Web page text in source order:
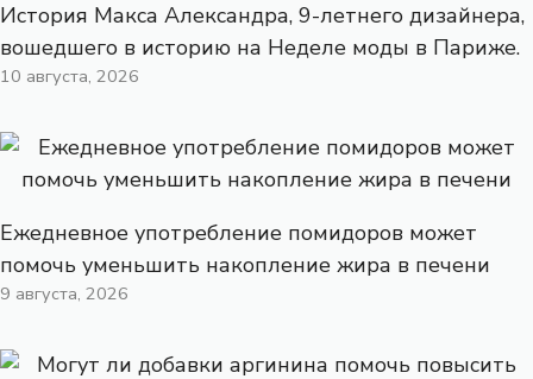
История Макса Александра, 9-летнего дизайнера,
вошедшего в историю на Неделе моды в Париже.
10 августа, 2026
Ежедневное употребление помидоров может
помочь уменьшить накопление жира в печени
9 августа, 2026